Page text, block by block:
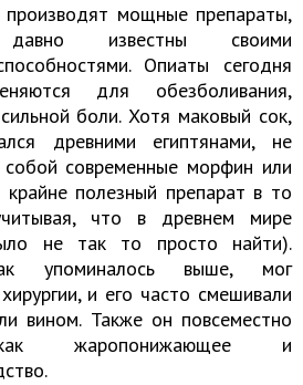
мощные препараты,
известны своими
Опиаты сегодня
для обезболивания,
боли. Хотя маковый сок,
древними египтянами, не
собой современные морфин или
полезный препарат в то
что в древнем мире
не так то просто найти).
упоминалось выше, мог
и его часто смешивали
вином. Также он повсеместно
как жаропонижающее и